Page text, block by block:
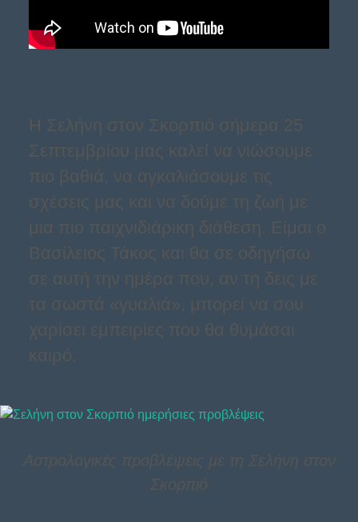
Η Σελήνη στον Σκορπιό σήμερα 25
Σεπτεμβρίου μας καλεί να νιώσουμε
πιο βαθιά, να αγκαλιάσουμε τις
σχέσεις μας και να δούμε τη ζωή με
μια πιο παιχνιδιάρικη διάθεση. Είμαι ο
Βασίλειος Τάκος και θα σε οδηγήσω
σε αυτή την ημέρα που, αν τη δεις με
τα σωστά «γυαλιά», μπορεί να σου
χαρίσει εμπειρίες που θα θυμάσαι
καιρό.
Αστρολογικές προβλέψεις με τη Σελήνη στον
Σκορπιό